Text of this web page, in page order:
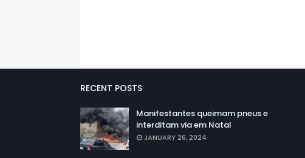
RECENT POSTS
Manifestantes queimam pneus e
interditam via em Natal
JANUARY 26, 2024